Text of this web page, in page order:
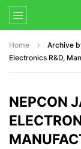
Home
Archive
Electronics R&D,
NEPCON